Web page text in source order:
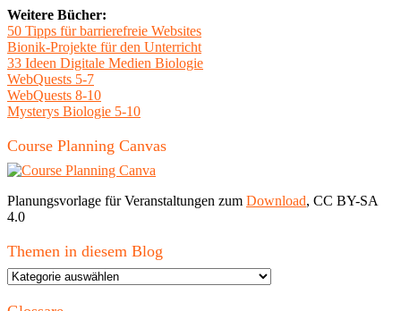
Weitere Bücher:
50 Tipps für barrierefreie Websites
Bionik-Projekte für den Unterricht
33 Ideen Digitale Medien Biologie
WebQuests 5-7
WebQuests 8-10
Mysterys Biologie 5-10
Course Planning Canvas
Planungsvorlage für Veranstaltungen zum Download, CC BY-SA
4.0
Themen in diesem Blog
Themen
diesem